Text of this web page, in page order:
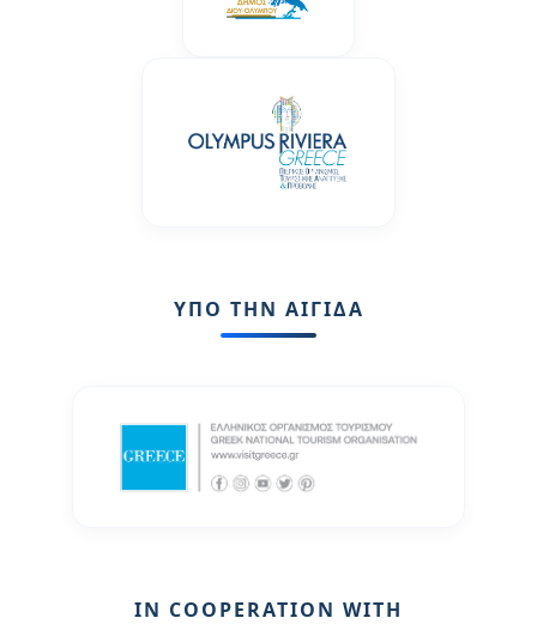
ΥΠΟ ΤΗΝ ΑΙΓΙΔΑ
IN COOPERATION WITH